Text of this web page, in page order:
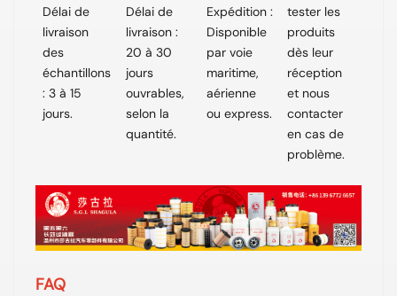
Délai de
livraison
des
échantillons
: 3 à 15
jours.
Délai de
livraison :
20 à 30
jours
ouvrables,
selon la
quantité.
Expédition :
Disponible
par voie
maritime,
aérienne
ou express.
tester les
produits
dès leur
réception
et nous
contacter
en cas de
problème.
FAQ